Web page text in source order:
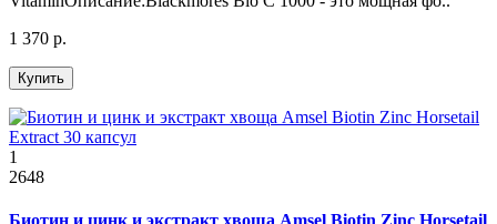
1 370 р.
Купить
1
2648
Биотин и цинк и экстракт хвоща Amsel Biotin Zinc Horsetail